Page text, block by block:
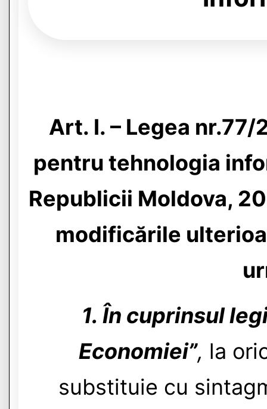
Art. I. – Legea
pentru tehnologia
Republicii Moldova,
modificările
1. În cuprinsul
Economiei”, la
substituie cu